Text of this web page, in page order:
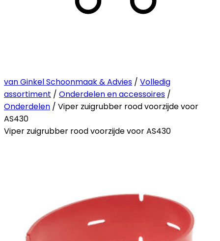
van Ginkel Schoonmaak & Advies / Volledig
assortiment / Onderdelen en accessoires /
Onderdelen / Viper zuigrubber rood voorzijde voor
AS430
Viper zuigrubber rood voorzijde voor AS430